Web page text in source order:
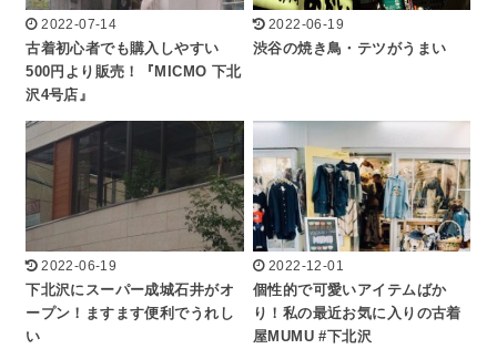
2022-07-14
古着初心者でも購入しやすい
500円より販売！『MICMO 下北
沢4号店』
2022-06-19
渋谷の焼き鳥・テツがうまい
2022-06-19
下北沢にスーパー成城石井がオ
ープン！ますます便利でうれし
い
2022-12-01
個性的で可愛いアイテムばか
り！私の最近お気に入りの古着
屋MUMU #下北沢